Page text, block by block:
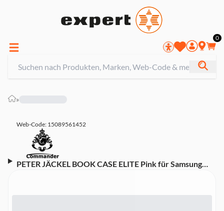
0
»
Web-Code: 15089561452
PETER JÄCKEL BOOK CASE ELITE Pink für Samsung